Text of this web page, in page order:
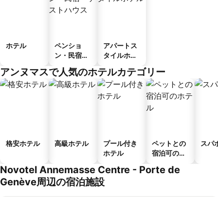
ホテル
ペンショ
ン・民宿・
ス
アパートス
タイルホテ
アンヌマスで人気のホテルカテゴリー
格安ホテル 高級ホテル
プール付き
ホテル
ペットとの
宿泊可のホ
スパ
Novotel Annemasse Centre - Porte de
Genève周辺の宿泊施設